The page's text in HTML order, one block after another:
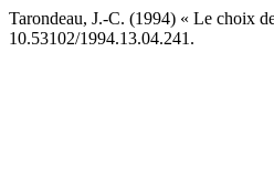
Tarondeau, J.-C. (1994) « Le choix
10.53102/1994.13.04.241.